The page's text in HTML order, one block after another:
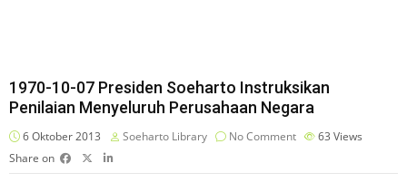
1970-10-07 Presiden Soeharto Instruksikan
Penilaian Menyeluruh Perusahaan Negara
6 Oktober 2013 Soeharto Library No Comment 63 Views
Share on